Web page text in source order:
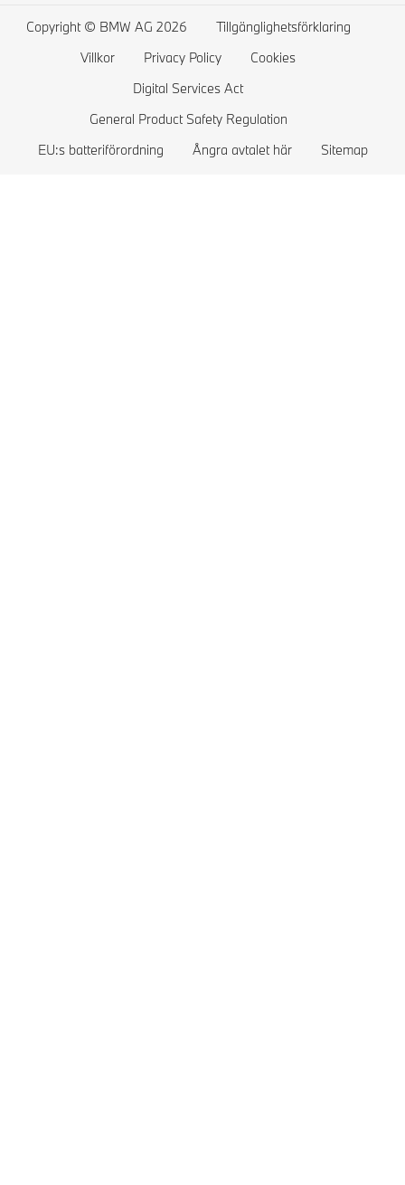
Kontrollera BMW återkallelser
BMW Academy
BMW Driving Experience
Återvinning
Event
Copyright © BMW AG 2026
Tillgänglighetsförklaring
Villkor
Privacy Policy
Cookies
Digital Services Act
General Product Safety Regulation
EU:s batteriförordning
Ångra avtalet här Sitemap